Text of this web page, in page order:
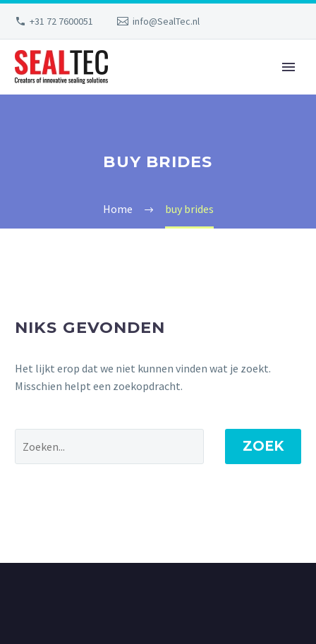
+31 72 7600051 info@SealTec.nl
BUY BRIDES
Home buy brides
NIKS GEVONDEN
Het lijkt erop dat we niet kunnen vinden wat je zoekt.
Misschien helpt een zoekopdracht.
ZOEK